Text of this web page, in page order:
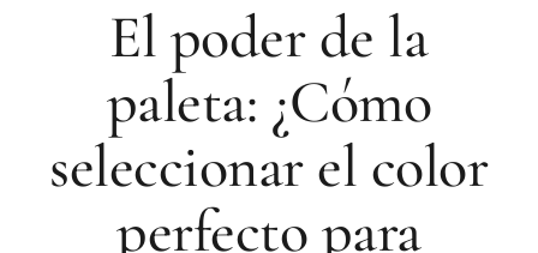
El poder de la
paleta: ¿Cómo
seleccionar el color
perfecto para